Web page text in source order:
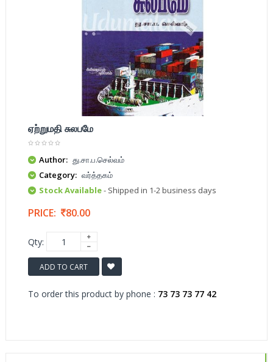
ஏற்றுமதி சுலபமே
Author: து.சா.ப.செல்வம்
Category: வர்த்தகம்
Stock Available- Shipped in 1-2 business days
PRICE: 80.00
Qty:
ADD TO CART
To order this product by phone : 73 73 73 77 42